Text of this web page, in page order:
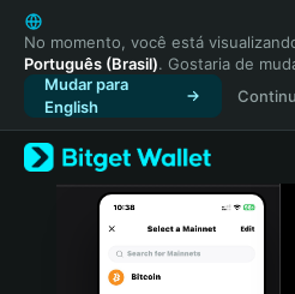
English
日本語
Tiếng Việt
Русский
Español (Latinoamérica)
Türkçe
Italiano
No momento, você está
Português (Brasil). Gostaria de
Mudar para
English